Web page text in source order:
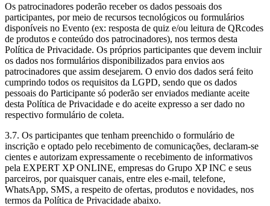
Os patrocinadores poderão receber os dados pessoais dos
participantes, por meio de recursos tecnológicos ou formulários
disponíveis no Evento (ex: resposta de quiz e/ou leitura de QRcodes
de produtos e conteúdo dos patrocinadores), nos termos desta
Política de Privacidade. Os próprios participantes que devem incluir
os dados nos formulários disponibilizados para envios aos
patrocinadores que assim desejarem. O envio dos dados será feito
cumprindo todos os requisitos da LGPD, sendo que os dados
pessoais do Participante só poderão ser enviados mediante aceite
desta Política de Privacidade e do aceite expresso a ser dado no
respectivo formulário de coleta.
3.7. Os participantes que tenham preenchido o formulário de
inscrição e optado pelo recebimento de comunicações, declaram-se
cientes e autorizam expressamente o recebimento de informativos
pela EXPERT XP ONLINE, empresas do Grupo XP INC e seus
parceiros, por quaisquer canais, entre eles e-mail, telefone,
WhatsApp, SMS, a respeito de ofertas, produtos e novidades, nos
termos da Política de Privacidade abaixo.